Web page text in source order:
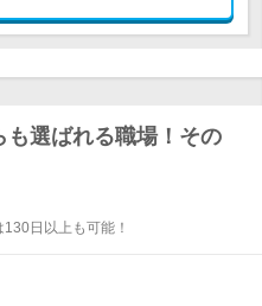
も選ばれる職場！その
日以上も可能！